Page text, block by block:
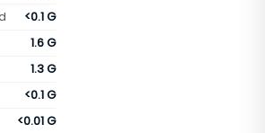
<0.1 G
1.6 G
1.3 G
<0.1 G
<0.01 G